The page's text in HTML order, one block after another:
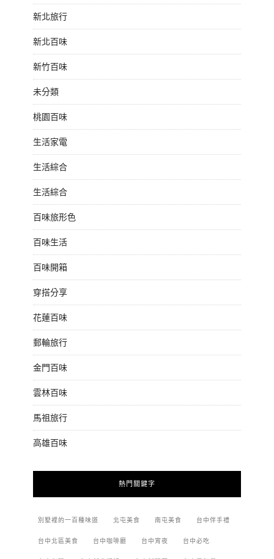
新北旅行
新北百味
新竹百味
未分類
桃園百味
生活家電
生活綜合
生活綜合
百味旅形色
百味生活
百味開箱
穿搭分享
花蓮百味
郵輪旅行
金門百味
雲林百味
馬祖旅行
高雄百味
熱門關鍵字
別墅裡的一百種味道 北屯美食 南屯美食 台中伴手禮
台中北區美食 台中咖啡廳 台中宵夜 台中必吃